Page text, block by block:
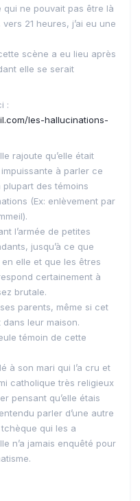
ne pouvait pas être là
21 heures, j’ai eu une
scène a eu lieu après
elle se serait
:
les-hallucinations-
rajoute qu’elle était
à parler ce
des témoins
(Ex: enlèvement par
l’armée de petites
jusqu’à ce que
elle et que les êtres
certainement à
brutale.
parents, même si cet
dans leur maison.
témoin de cette
à son mari qui l’a cru et
catholique très religieux
pensant qu’elle étais
parler d’une autre
qui les a
n’a jamais enquêté pour